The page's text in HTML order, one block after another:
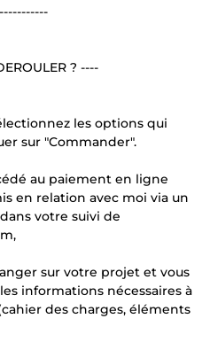
? ----
les options qui
sur "Commander".
au paiement en ligne
en relation avec moi via un
votre suivi de
sur votre projet et vous
informations nécessaires à
des charges, éléments